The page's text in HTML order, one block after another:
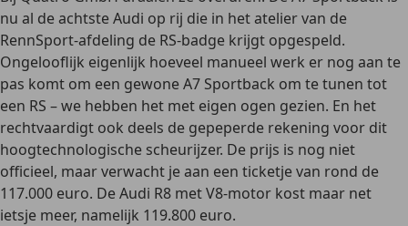
nu al de achtste Audi op rij die in het atelier van de
RennSport-afdeling de RS-badge krijgt opgespeld.
Ongelooflijk eigenlijk hoeveel manueel werk er nog aan te
pas komt om een gewone A7 Sportback om te tunen tot
een RS – we hebben het met eigen ogen gezien. En het
rechtvaardigt ook deels de gepeperde rekening voor dit
hoogtechnologische scheurijzer. De prijs is nog niet
officieel, maar verwacht je aan een ticketje van rond de
117.000 euro. De Audi R8 met V8-motor kost maar net
ietsje meer, namelijk 119.800 euro.